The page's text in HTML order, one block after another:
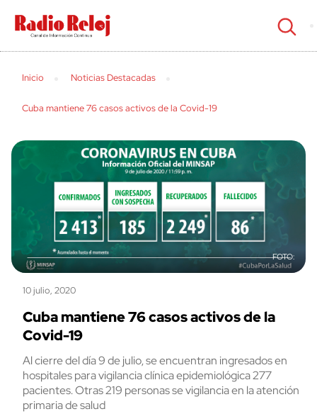
cerrar
Inicio Noticias Destacadas
Cuba mantiene 76 casos activos de la Covid-19
10 julio, 2020
Cuba mantiene 76 casos activos de la
Covid-19
Al cierre del día 9 de julio, se encuentran ingresados en
hospitales para vigilancia clínica epidemiológica 277
pacientes. Otras 219 personas se vigilancia en la atención
primaria de salud